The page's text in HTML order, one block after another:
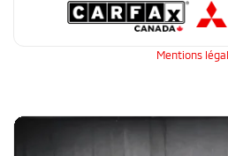
Mentions